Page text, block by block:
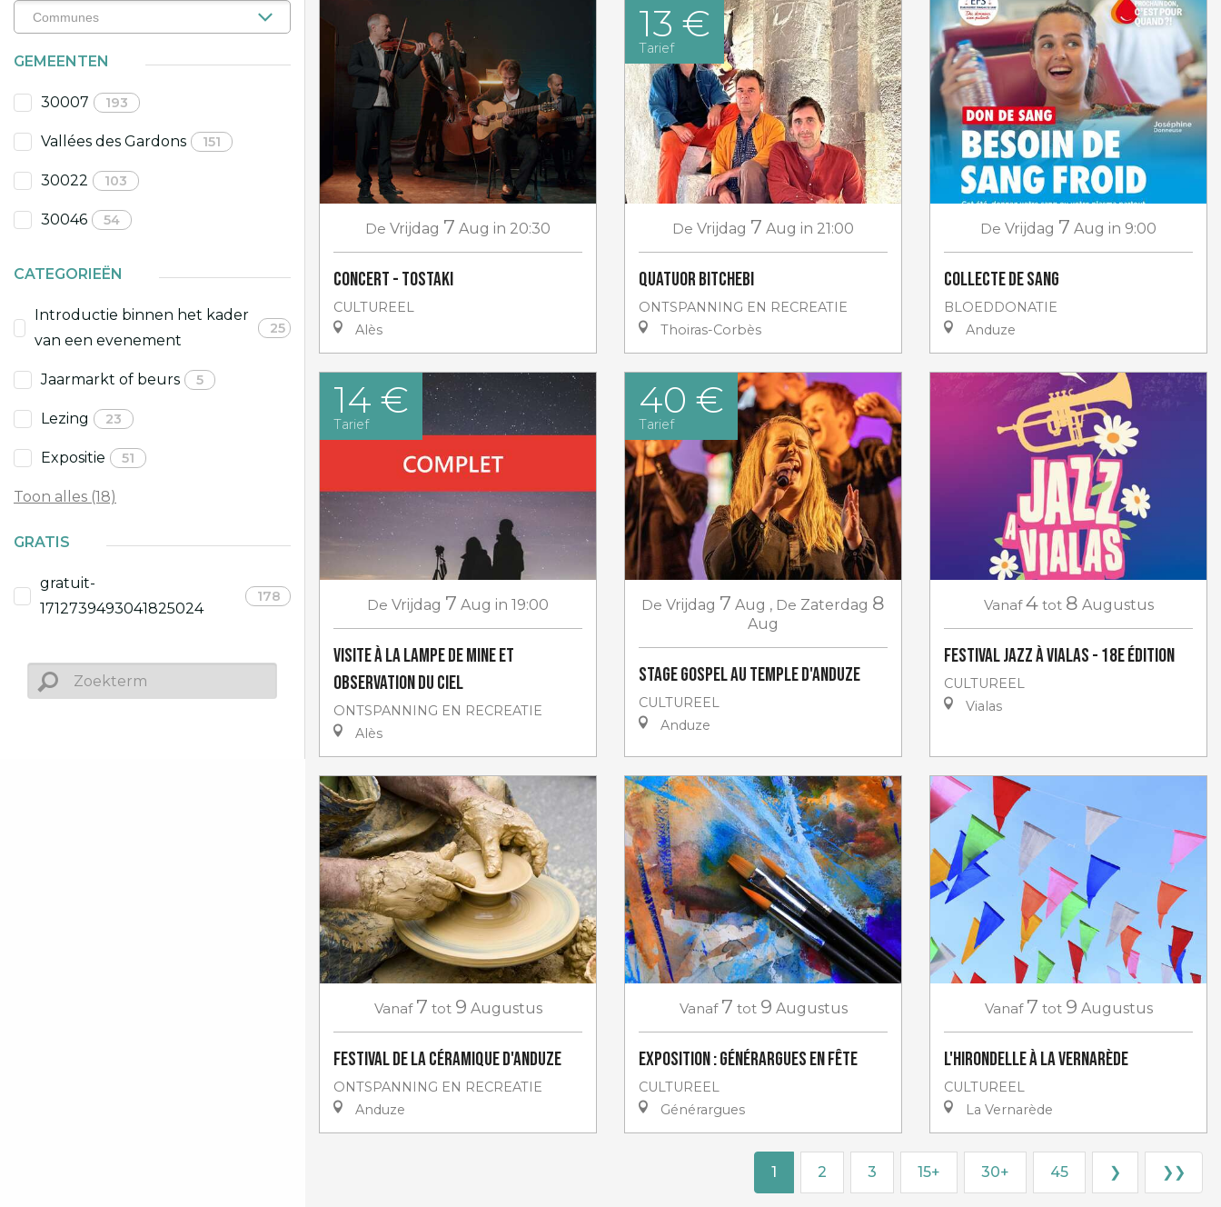
GEMEENTEN
30007 193
Vallées des Gardons 151
30022 103
30046 54
CATEGORIEËN
Introductie binnen het kader
van een evenement
25
Jaarmarkt of beurs 5
Lezing 23
Expositie 51
Toon alles (18)
GRATIS
gratuit-
1712739493041825024
178
De Vrijdag 7 Aug in 20:30
Concert - Tostaki
CULTUREEL
Alès
13 €
Tarief
De Vrijdag 7 Aug in 21:00
Quatuor Bitchebi
ONTSPANNING EN RECREATIE
Thoiras-Corbès
De Vrijdag 7 Aug in 9:00
Collecte de sang
BLOEDDONATIE
Anduze
14 €
Tarief
De Vrijdag 7 Aug in 19:00
Visite à la lampe de Mine et
Observation du ciel
ONTSPANNING EN RECREATIE
Alès
40 €
Tarief
De Vrijdag 7 Aug , De Zaterdag 8
Aug
Stage gospel au Temple d'Anduze
CULTUREEL
Anduze
Vanaf 4 tot 8 Augustus
Festival Jazz à Vialas - 18e Édition
CULTUREEL
Vialas
Vanaf 7 tot 9 Augustus
Festival de la céramique d'Anduze
ONTSPANNING EN RECREATIE
Anduze
Vanaf 7 tot 9 Augustus
Exposition : Générargues en Fête
CULTUREEL
Générargues
Vanaf 7 tot 9 Augustus
L'Hirondelle à La Vernarède
CULTUREEL
La Vernarède
1 2 3 15+ 30+ 45 ❯ ❯❯